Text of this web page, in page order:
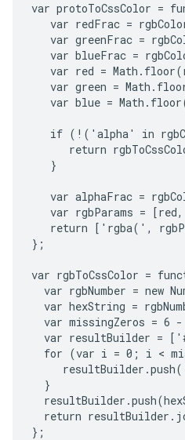
var protoToCssColor =
var redFrac =
var greenFrac =
var blueFrac =
var red =
var green =
var blue =
if (!('alpha' in
return
   }
var alphaFrac =
var rgbParams =
return ['rgba(',
};
var rgbToCssColor =
var rgbNumber = new
var hexString =
var missingZeros = 6
var resultBuilder =
for (var i = 0; i <
  }
return
};